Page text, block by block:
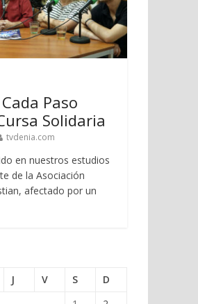
Paso
Solidaria
tvdenia.com
en nuestros estudios
de la Asociación
afectado por un
J V S
D